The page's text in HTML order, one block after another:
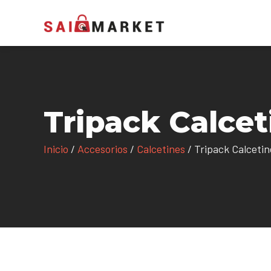
Tripack
Inicio / Accesorios / Calcetines / Tripack